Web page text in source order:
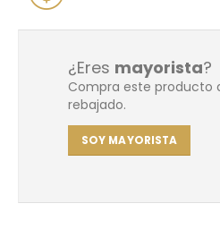
¿Eres mayorista?
Compra este producto
rebajado.
SOY MAYORISTA